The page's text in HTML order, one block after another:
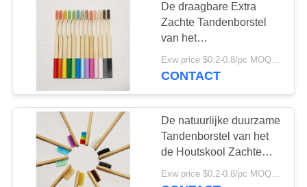
Tanden die
Tabletten witten
42
De draagbare Extra
Zachte Tandenborstel
van het
Varkenshaarbamboe
100 Percenten
Exw price $0.2-0.8/pc MOQ:100pcs
CONTACT
De natuurlijke duurzame
Tandenborstel van het
de Houtskool Zachte
Varkenshaar van de
bamboetandenborstel
Exw price $0.2-0.8/pc MOQ:100pcs